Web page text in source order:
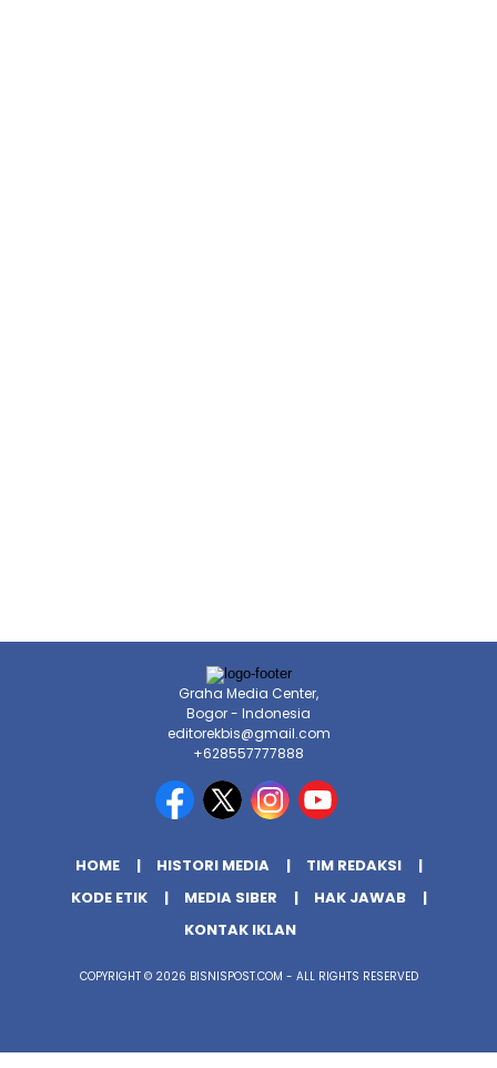
Graha Media Center,
Bogor - Indonesia
editorekbis@gmail.com
+628557777888
HOME HISTORI MEDIA
TIM REDAKSI
KODE ETIK
MEDIA SIBER
HAK JAWAB
KONTAK IKLAN
COPYRIGHT © 2026 BISNISPOST.COM - ALL RIGHTS RESERVED